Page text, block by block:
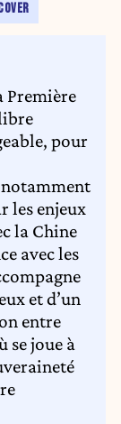
Première
pour
les enjeux
la Chine
avec les
et d’un
entre
se joue à